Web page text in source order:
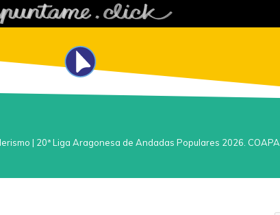
| 20ª Liga Aragonesa de Andadas Populares 2026. COAPA